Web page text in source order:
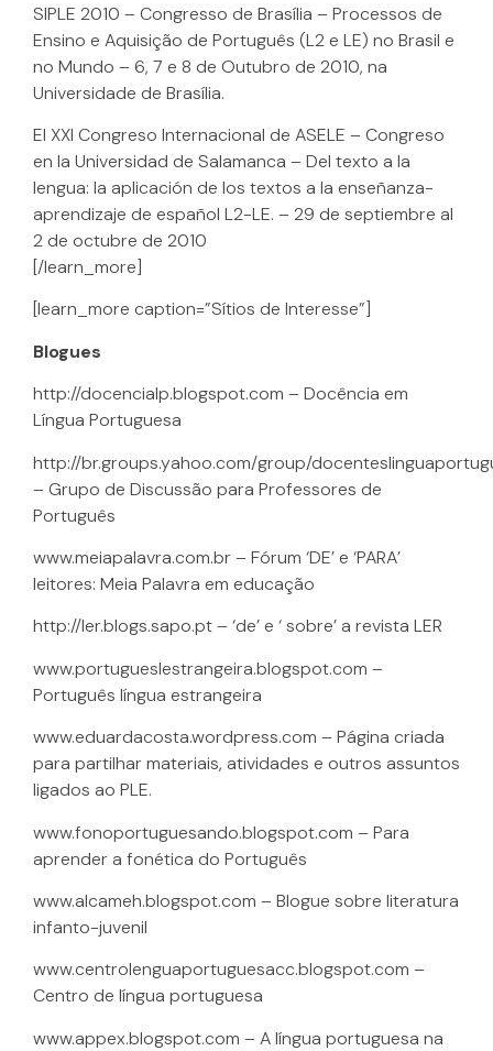
SIPLE 2010 – Congresso de Brasília – Processos de
Ensino e Aquisição de Português (L2 e LE) no Brasil e
no Mundo – 6, 7 e 8 de Outubro de 2010, na
Universidade de Brasília.
El XXI Congreso Internacional de ASELE – Congreso
en la Universidad de Salamanca – Del texto a la
lengua: la aplicación de los textos a la enseñanza-
aprendizaje de español L2-LE. – 29 de septiembre al
2 de octubre de 2010
[/learn_more]
[learn_more caption=”Sítios de Interesse”]
Blogues
http://docencialp.blogspot.com – Docência em
Língua Portuguesa
http://br.groups.yahoo.com/group/
– Grupo de Discussão para Professores de
Português
www.meiapalavra.com.br – Fórum ‘DE’ e ‘PARA’
leitores: Meia Palavra em educação
http://ler.blogs.sapo.pt – ‘de’ e ‘ sobre’ a revista LER
www.portugueslestrangeira.blogspot.com –
Português língua estrangeira
www.eduardacosta.wordpress.com – Página criada
para partilhar materiais, atividades e outros assuntos
ligados ao PLE.
www.fonoportuguesando.blogspot.com – Para
aprender a fonética do Português
www.alcameh.blogspot.com – Blogue sobre literatura
infanto-juvenil
www.centrolenguaportuguesacc.blogspot.com –
Centro de língua portuguesa
www.appex.blogspot.com – A língua portuguesa na